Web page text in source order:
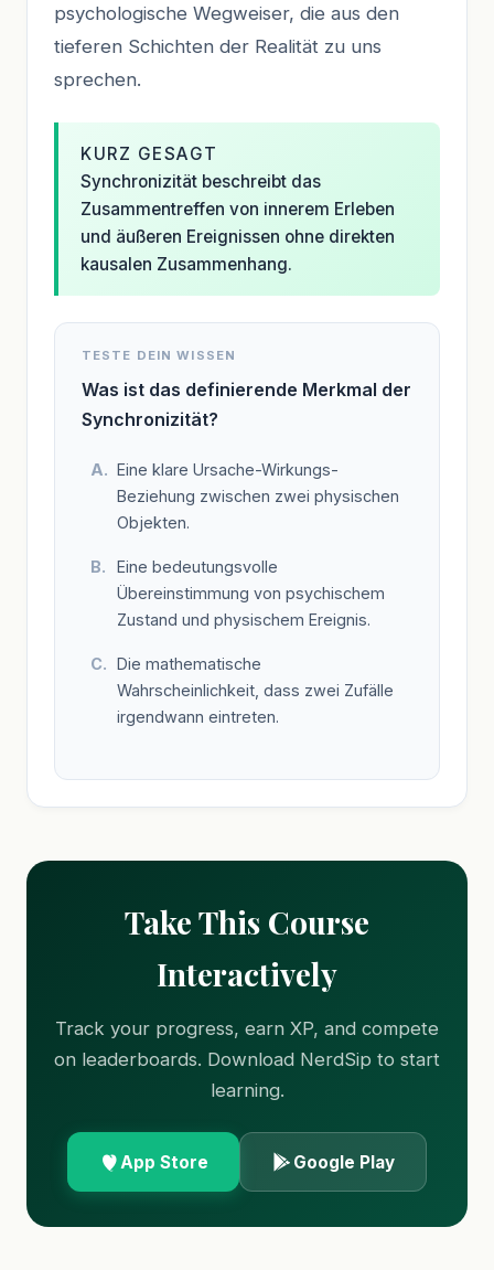
psychologische Wegweiser, die aus den
tieferen Schichten der Realität zu uns
sprechen.
KURZ GESAGT
Synchronizität beschreibt das
Zusammentreffen von innerem Erleben
und äußeren Ereignissen ohne direkten
kausalen Zusammenhang.
TESTE DEIN WISSEN
Was ist das definierende Merkmal der
Synchronizität?
Eine klare Ursache-Wirkungs-
Beziehung zwischen zwei physischen
Objekten.
Eine bedeutungsvolle
Übereinstimmung von psychischem
Zustand und physischem Ereignis.
Die mathematische
Wahrscheinlichkeit, dass zwei Zufälle
irgendwann eintreten.
Take This Course
Interactively
Track your progress, earn XP, and compete
on leaderboards. Download NerdSip to start
learning.
App Store Google Play